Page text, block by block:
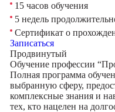
15 часов обучения
5 недель
Сертификат о
Записаться
Продвинутый
Обучение профессии
Полная программа
выбранную сферу,
комплексные знания и
тех, кто нацелен на